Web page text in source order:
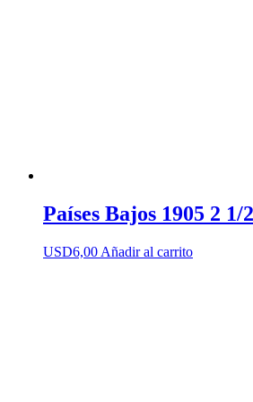
Países Bajos 1905 2
USD6,00 Añadir al carrito